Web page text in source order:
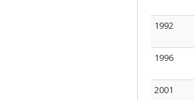
1992
1996
2001